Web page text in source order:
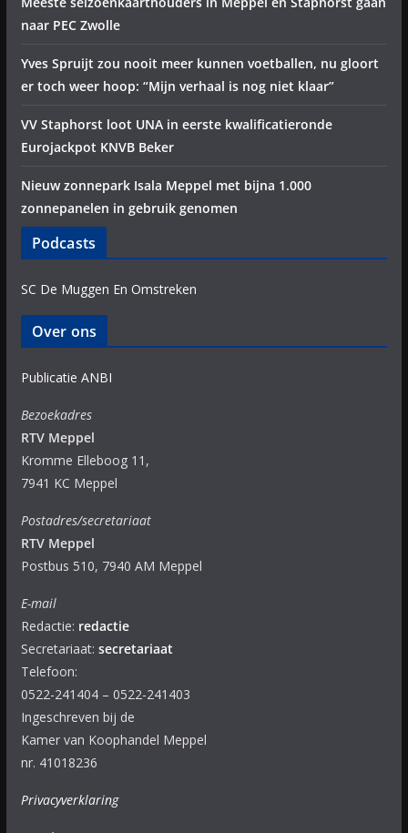
naar PEC Zwolle
Yves Spruijt zou nooit meer kunnen voetballen, nu gloort
er toch weer hoop: “Mijn verhaal is nog niet klaar”
VV Staphorst loot UNA in eerste kwalificatieronde
Eurojackpot KNVB Beker
Nieuw zonnepark Isala Meppel met bijna 1.000
zonnepanelen in gebruik genomen
Podcasts
SC De Muggen En Omstreken
Over ons
Publicatie ANBI
Bezoekadres
RTV Meppel
Kromme Elleboog 11,
7941 KC Meppel
Postadres/secretariaat
RTV Meppel
Postbus 510, 7940 AM Meppel
E-mail
Redactie: redactie
Secretariaat: secretariaat
Telefoon:
0522-241404 – 0522-241403
Ingeschreven bij de
Kamer van Koophandel Meppel
nr. 41018236
Privacyverklaring